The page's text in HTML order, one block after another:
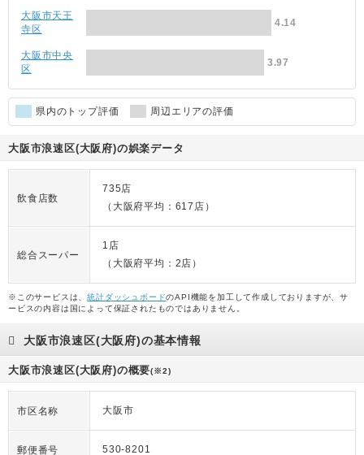
大阪市天王
寺区
4.14
大阪市中央
区
3.97
県内のトップ評価 周辺エリアの評価
大阪市浪速区(大阪府)の娯楽データ
飲食店数
735店
（大阪府平均：617店）
総合スーパー
1店
（大阪府平均：2店）
※このサービスは、統計ダッシュボードのAPI機能を加工して作成しておりますが、サ
ービスの内容は国によって保証されたものではありません。
大阪市浪速区(大阪府)の基本情報
大阪市浪速区(大阪府)の概要(※2)
市区名称 大阪市
郵便番号 530-8201